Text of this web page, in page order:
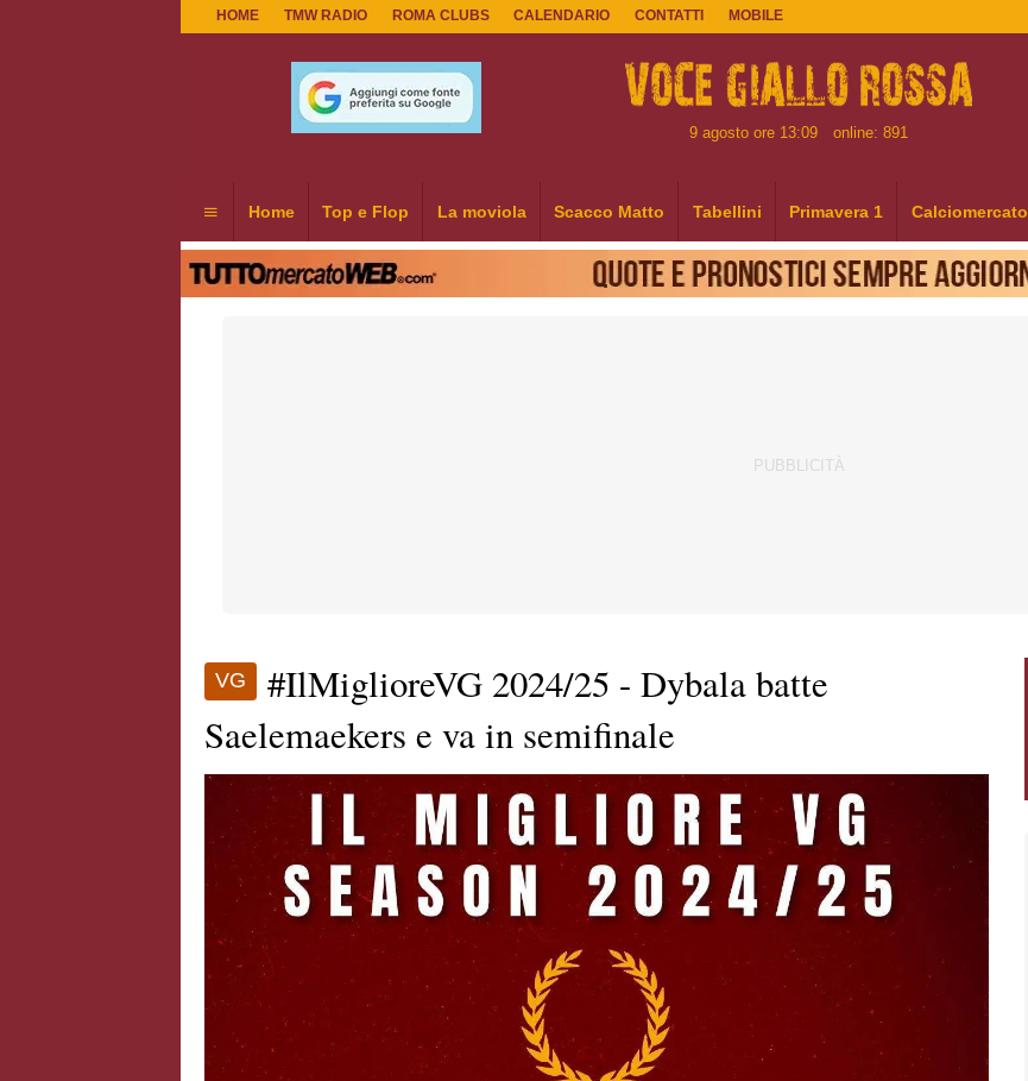
HOME TMW RADIO ROMA CLUBS CALENDARIO CONTATTI MOBILE
9 agosto ore 13:09 online: 891
Home Top e Flop La moviola Scacco Matto Tabellini Primavera 1 Calciomercato
VG
#IlMiglioreVG 2024/25 - Dybala batte
Saelemaekers e va in semifinale